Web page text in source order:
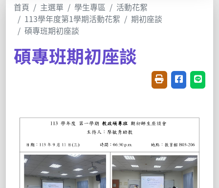
首頁 主選單 學生專區
活動花絮
113學年度第1學期活動花絮
期初座談
碩專班期初座談
碩專班期初座談
友善列印(開新視
分享至臉書
分享